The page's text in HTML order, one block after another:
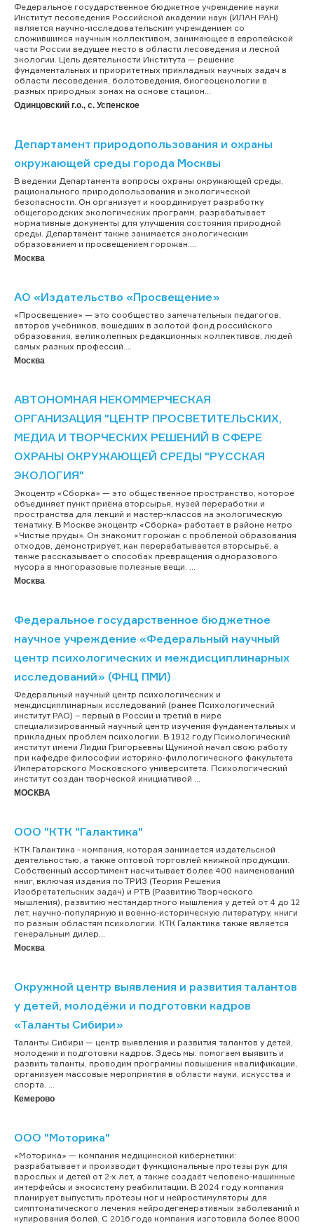
Федеральное государственное бюджетное учреждение науки
Институт лесоведения Российской академии наук (ИЛАН РАН)
является научно-исследовательским учреждением со
сложившимся научным коллективом, занимающее в европейской
части России ведущее место в области лесоведения и лесной
экологии. Цель деятельности Института — решение
фундаментальных и приоритетных прикладных научных задач в
области лесоведения, болотоведения, биогеоценологии в
разных природных зонах на основе стацион...
Одинцовский г.о., с. Успенское
Департамент природопользования и охраны
окружающей среды города Москвы
В ведении Департамента вопросы охраны окружающей среды,
рационального природопользования и экологической
безопасности. Он организует и координирует разработку
общегородских экологических программ, разрабатывает
нормативные документы для улучшения состояния природной
среды. Департамент также занимается экологическим
образованием и просвещением горожан....
Москва
АО «Издательство «Просвещение»
«Просвещение» — это сообщество замечательных педагогов,
авторов учебников, вошедших в золотой фонд российского
образования, великолепных редакционных коллективов, людей
самых разных профессий....
Москва
АВТОНОМНАЯ НЕКОММЕРЧЕСКАЯ
ОРГАНИЗАЦИЯ "ЦЕНТР ПРОСВЕТИТЕЛЬСКИХ,
МЕДИА И ТВОРЧЕСКИХ РЕШЕНИЙ В СФЕРЕ
ОХРАНЫ ОКРУЖАЮЩЕЙ СРЕДЫ "РУССКАЯ
ЭКОЛОГИЯ"
Экоцентр «Сборка» — это общественное пространство, которое
объединяет пункт приёма вторсырья, музей переработки и
пространства для лекций и мастер-классов на экологическую
тематику. В Москве экоцентр «Сборка» работает в районе метро
«Чистые пруды». Он знакомит горожан с проблемой образования
отходов, демонстрирует, как перерабатывается вторсырьё, а
также рассказывает о способах превращения одноразового
мусора в многоразовые полезные вещи. ...
Москва
Федеральное государственное бюджетное
научное учреждение «Федеральный научный
центр психологических и междисциплинарных
исследований» (ФНЦ ПМИ)
Федеральный научный центр психологических и
междисциплинарных исследований (ранее Психологический
институт РАО) – первый в России и третий в мире
специализированный научный центр изучения фундаментальных и
прикладных проблем психологии. В 1912 году Психологический
институт имени Лидии Григорьевны Щукиной начал свою работу
при кафедре философии историко-филологического факультета
Императорского Московского университета. Психологический
институт создан творческой инициативой ...
МОСКВА
ООО "КТК "Галактика"
КТК Галактика - компания, которая занимается издательской
деятельностью, а также оптовой торговлей книжной продукции.
Собственный ассортимент насчитывает более 400 наименований
книг, включая издания по ТРИЗ (Теория Решения
Изобретательских задач) и РТВ (Развитию Творческого
мышления), развитию нестандартного мышления у детей от 4 до 12
лет, научно-популярную и военно-историческую литературу, книги
по разным областям психологии. КТК Галактика также является
генеральным дилер...
Москва
Окружной центр выявления и развития талантов
у детей, молодёжи и подготовки кадров
«Таланты Сибири»
Таланты Сибири — центр выявления и развития талантов у детей,
молодежи и подготовки кадров. Здесь мы: помогаем выявить и
развить таланты, проводим программы повышения квалификации,
организуем массовые мероприятия в области науки, искусства и
спорта. ...
Кемерово
ООО "Моторика"
«Моторика» — компания медицинской кибернетики:
разрабатывает и производит функциональные протезы рук для
взрослых и детей от 2-х лет, а также создаёт человеко-машинные
интерфейсы и экосистему реабилитации. В 2024 году компания
планирует выпустить протезы ног и нейростимуляторы для
симптоматического лечения нейродегенеративных заболеваний и
купирования болей. С 2016 года компания изготовила более 8000